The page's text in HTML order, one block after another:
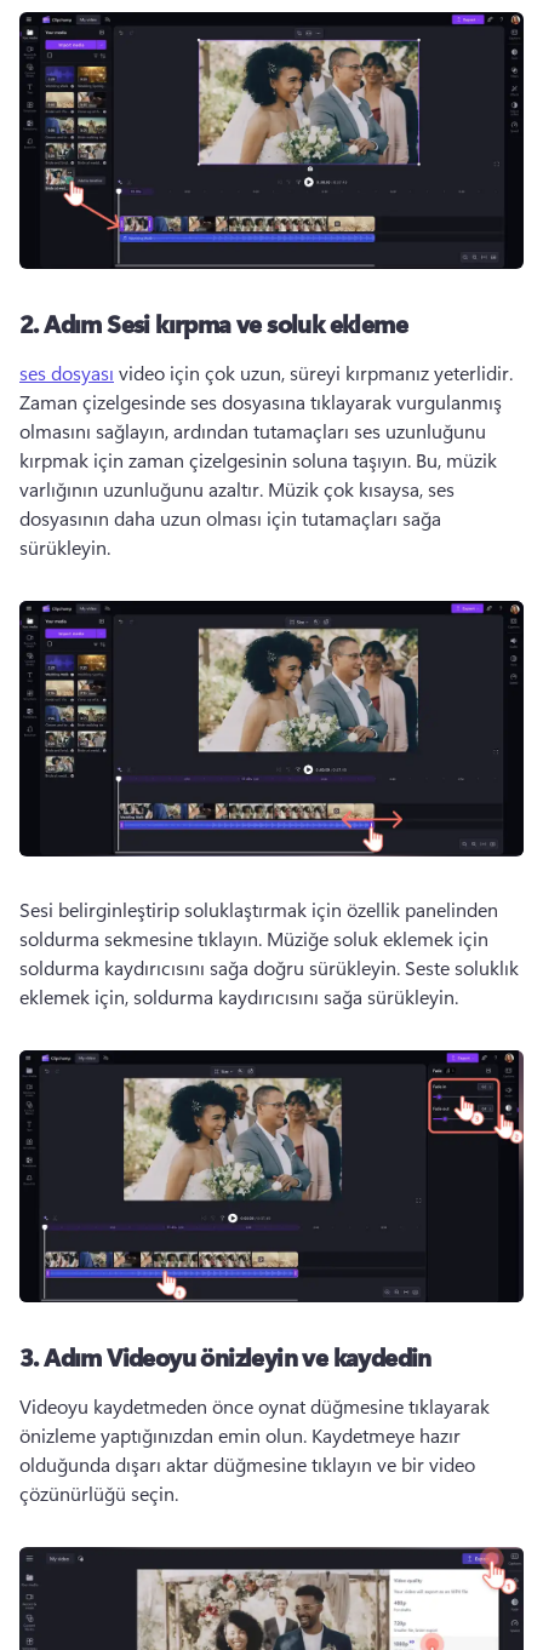
2. AdımSesi kırpma ve soluk ekleme
ses dosyası
Zaman çizelgesinde ses dosyasına tıklayarak vurgulanmış
olmasını sağlayın, ardından tutamaçları ses uzunluğunu
kırpmak için zaman çizelgesinin soluna taşıyın. Bu, müzik
varlığının uzunluğunu azaltır. Müzik çok kısaysa, ses
dosyasının daha uzun olması için tutamaçları sağa
sürükleyin.
Sesi belirginleştirip soluklaştırmak için özellik panelinden
soldurma sekmesine tıklayın. Müziğe soluk eklemek için
soldurma kaydırıcısını sağa doğru sürükleyin. Seste soluklık
eklemek için, soldurma kaydırıcısını sağa sürükleyin.
3. AdımVideoyu önizleyin ve kaydedin
Videoyu kaydetmeden önce oynat düğmesine tıklayarak
önizleme yaptığınızdan emin olun. Kaydetmeye hazır
olduğunda dışarı aktar düğmesine tıklayın ve bir video
çözünürlüğü seçin.